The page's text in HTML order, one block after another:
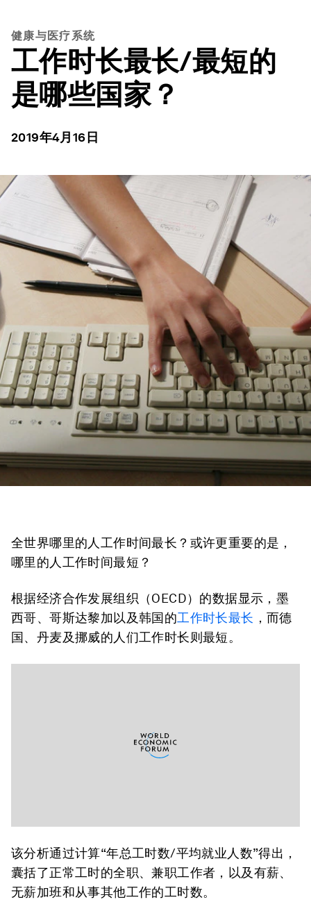
健康与医疗系统
工作时长最长/最短的
是哪些国家？
2019年4月16日
全世界哪里的人工作时间最长？或许更重要的是，
哪里的人工作时间最短？
根据经济合作发展组织（OECD）的数据显示，墨
西哥、哥斯达黎加以及韩国的工作时长最长 ，而德
国、丹麦及挪威的人们工作时长则最短。
该分析通过计算“年总工时数/平均就业人数”得出，
囊括了正常工时的全职、兼职工作者，以及有薪、
无薪加班和从事其他工作的工时数。